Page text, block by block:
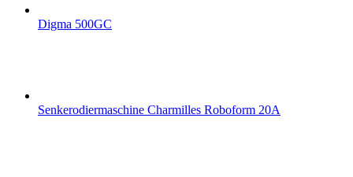
Digma 500GC
Senkerodiermaschine Charmilles Roboform 20A